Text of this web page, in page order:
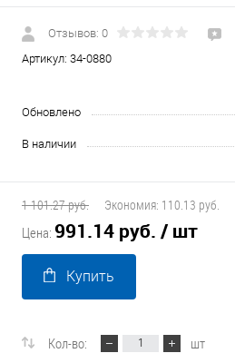
Отзывов: 0
Артикул: 34-0880
Обновлено
В наличии
1 101.27 руб. Экономия: 110.13 руб.
Цена: 991.14 руб. / шт
Купить
Кол-во:
шт